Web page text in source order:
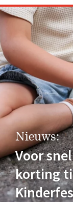
Nieuws:
Voor
korting